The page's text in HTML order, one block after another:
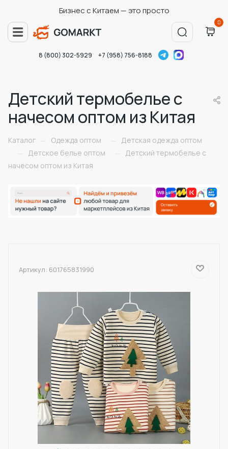
Бизнес с Китаем — это просто
0
8 (800) 302-5929 +7 (958) 756-8188
Детский термобелье с
начесом оптом из Китая
Каталог — Одежда оптом —
Детская одежда оптом
—
Детское белье оптом —
Детский термобелье с
начесом оптом из Китая
Артикул: 601765831990